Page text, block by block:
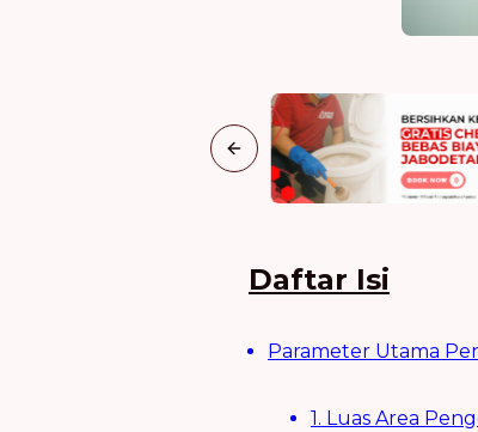
Previous slide
Daftar Isi
Parameter Utama
1. Luas Area